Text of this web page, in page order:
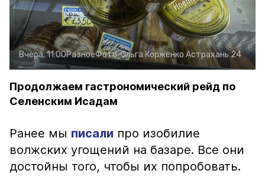
Вчера, 11:00РазноеФото:Ольга Корженко Астрахань 24
Продолжаем гастрономический рейд по
Селенским Исадам
Ранее мы писали про изобилие
волжских угощений на базаре. Все они
достойны того, чтобы их попробовать.